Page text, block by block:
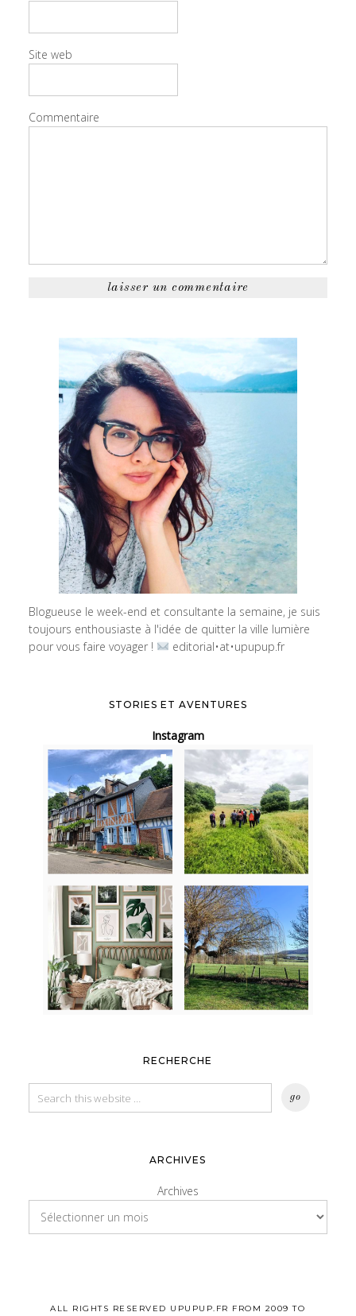
Site web
Commentaire
Blogueuse le week-end et consultante la semaine, je suis
toujours enthousiaste à l'idée de quitter la ville lumière
pour vous faire voyager !
editorial•at•upupup.fr
STORIES ET AVENTURES
Instagram
RECHERCHE
ARCHIVES
Archives
ALL RIGHTS RESERVED UPUPUP.FR FROM 2009 TO